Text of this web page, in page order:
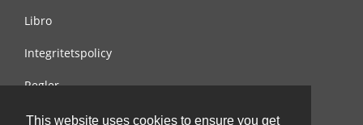
This website uses cookies to ensure you get
Libro
Integritetspolicy
Regler
Kontakta oss